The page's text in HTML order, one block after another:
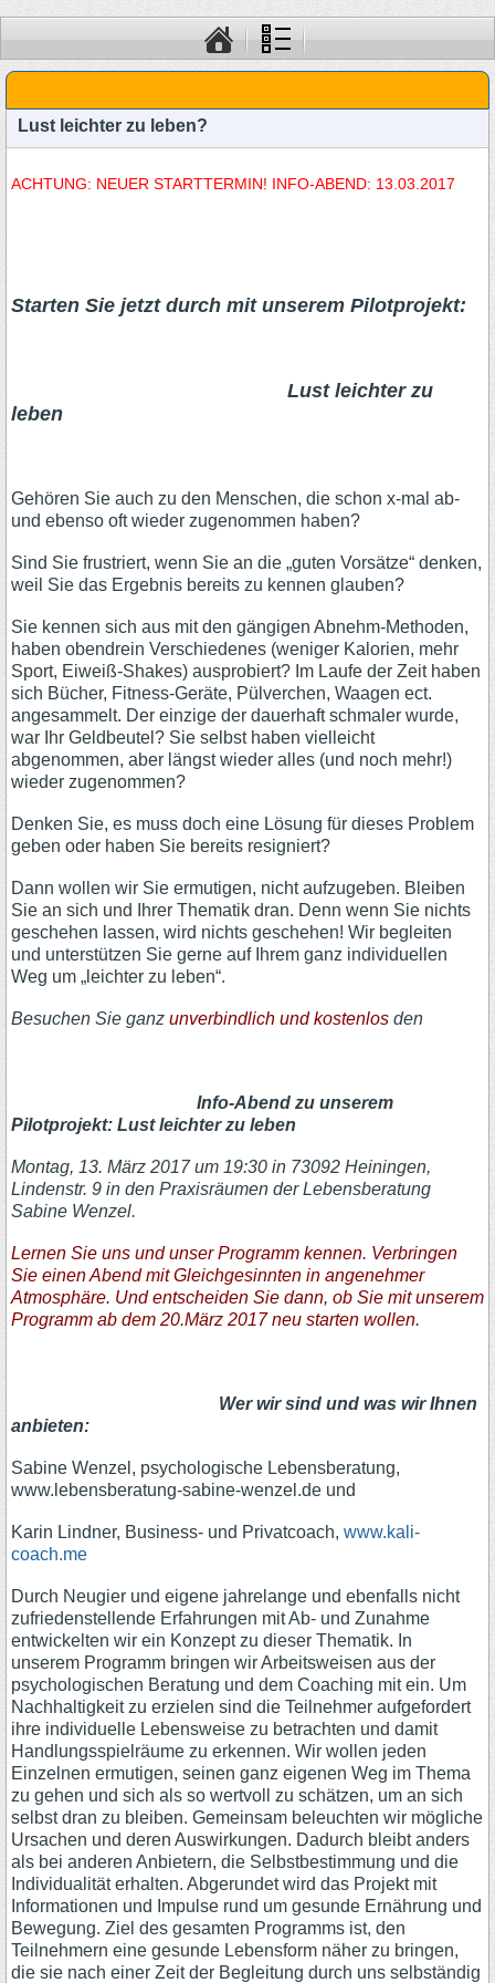
Lust leichter zu leben?
ACHTUNG: NEUER STARTTERMIN! INFO-ABEND: 13.03.2017
Starten Sie jetzt durch mit unserem Pilotprojekt:
Lust leichter zu
leben
Gehören Sie auch zu den Menschen, die schon x-mal ab-
und ebenso oft wieder zugenommen haben?
Sind Sie frustriert, wenn Sie an die „guten Vorsätze“ denken,
weil Sie das Ergebnis bereits zu kennen glauben?
Sie kennen sich aus mit den gängigen Abnehm-Methoden,
haben obendrein Verschiedenes (weniger Kalorien, mehr
Sport, Eiweiß-Shakes) ausprobiert? Im Laufe der Zeit haben
sich Bücher, Fitness-Geräte, Pülverchen, Waagen ect.
angesammelt. Der einzige der dauerhaft schmaler wurde,
war Ihr Geldbeutel? Sie selbst haben vielleicht
abgenommen, aber längst wieder alles (und noch mehr!)
wieder zugenommen?
Denken Sie, es muss doch eine Lösung für dieses Problem
geben oder haben Sie bereits resigniert?
Dann wollen wir Sie ermutigen, nicht aufzugeben. Bleiben
Sie an sich und Ihrer Thematik dran. Denn wenn Sie nichts
geschehen lassen, wird nichts geschehen! Wir begleiten
und unterstützen Sie gerne auf Ihrem ganz individuellen
Weg um „leichter zu leben“.
Besuchen Sie ganz unverbindlich und kostenlos den
Info-Abend zu unserem
Pilotprojekt: Lust leichter zu leben
Montag, 13. März 2017 um 19:30 in 73092 Heiningen,
Lindenstr. 9 in den Praxisräumen der Lebensberatung
Sabine Wenzel.
Lernen Sie uns und unser Programm kennen. Verbringen
Sie einen Abend mit Gleichgesinnten in angenehmer
Atmosphäre. Und entscheiden Sie dann, ob Sie mit unserem
Programm ab dem 20.März 2017 neu starten wollen.
Wer wir sind und was wir Ihnen
anbieten:
Sabine Wenzel, psychologische Lebensberatung,
www.lebensberatung-sabine-wenzel.de und
Karin Lindner, Business- und Privatcoach, www.kali-
coach.me
Durch Neugier und eigene jahrelange und ebenfalls nicht
zufriedenstellende Erfahrungen mit Ab- und Zunahme
entwickelten wir ein Konzept zu dieser Thematik. In
unserem Programm bringen wir Arbeitsweisen aus der
psychologischen Beratung und dem Coaching mit ein. Um
Nachhaltigkeit zu erzielen sind die Teilnehmer aufgefordert
ihre individuelle Lebensweise zu betrachten und damit
Handlungsspielräume zu erkennen. Wir wollen jeden
Einzelnen ermutigen, seinen ganz eigenen Weg im Thema
zu gehen und sich als so wertvoll zu schätzen, um an sich
selbst dran zu bleiben. Gemeinsam beleuchten wir mögliche
Ursachen und deren Auswirkungen. Dadurch bleibt anders
als bei anderen Anbietern, die Selbstbestimmung und die
Individualität erhalten. Abgerundet wird das Projekt mit
Informationen und Impulse rund um gesunde Ernährung und
Bewegung. Ziel des gesamten Programms ist, den
Teilnehmern eine gesunde Lebensform näher zu bringen,
die sie nach einer Zeit der Begleitung durch uns selbständig